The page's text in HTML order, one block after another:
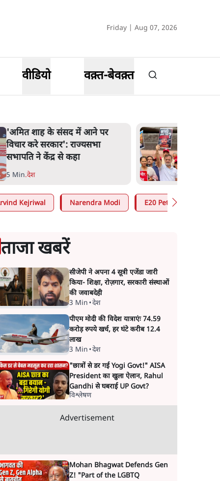
Friday | Aug 07, 2026
वीडियो वक़्त-बेवक़्त
शाह के ख़िलाफ़ संसद में विपक्ष का
मार्च, 'गृह मंत्री मुंह छुपा रहे हैं क्योंकि
वो छात्रों के गुनहगार हैं'
5 Min.देश
Kejriwal Narendra Modi E20 Petrol Controversy
ताजा खबरें
सीजेपी ने अपना 4 सूत्री एजेंडा जारी
किया- शिक्षा, रोज़गार, सरकारी संस्थाओं
की जवाबदेही
3 Min •देश
पीएम मोदी की विदेश यात्राएंः 74.59
करोड़ रुपये खर्च, हर घंटे करीब 12.4
लाख
3 Min •देश
"छात्रों से डर गई Yogi Govt!" AISA
President का खुला ऐलान, Rahul
Gandhi से घबराई UP Govt?
विश्लेषण
Advertisement
Mohan Bhagwat Defends Gen
Z! "Part of the LGBTQ